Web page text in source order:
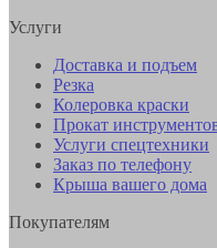
Услуги
Доставка и подъем
Резка
Колеровка краски
Прокат
Услуги спецтехники
Заказ по телефону
Крыша вашего дома
Покупателям